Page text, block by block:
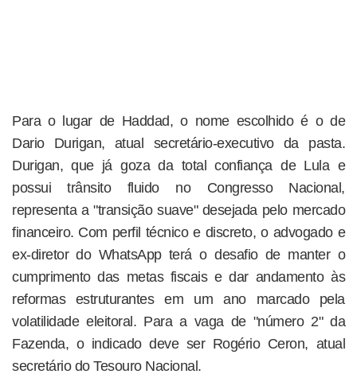
Para o lugar de Haddad, o nome escolhido é o de
Dario Durigan, atual secretário-executivo da pasta.
Durigan, que já goza da total confiança de Lula e
possui trânsito fluido no Congresso Nacional,
representa a "transição suave" desejada pelo mercado
financeiro. Com perfil técnico e discreto, o advogado e
ex-diretor do WhatsApp terá o desafio de manter o
cumprimento das metas fiscais e dar andamento às
reformas estruturantes em um ano marcado pela
volatilidade eleitoral. Para a vaga de "número 2" da
Fazenda, o indicado deve ser Rogério Ceron, atual
secretário do Tesouro Nacional.